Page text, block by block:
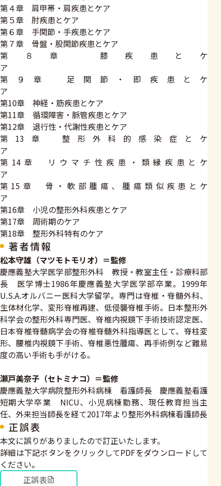
第４章 肩甲帯・肩疾患とケア
第５章 肘疾患とケア
第６章 手関節・手疾患とケア
第７章 骨盤・股関節疾患とケア
第８章 膝疾患とケ
ア
第９章 足関節・即疾患とケ
ア
第10章 神経・筋疾患とケア
第11章 循環障害・脈管疾患とケア
第12章 退行性・代謝性疾患とケア
第13章 整形外科的感染症とケ
ア
第14章 リウマチ性疾患・類縁疾患とケ
ア
第15章 骨・軟部腫瘍、腫瘍類似疾患とケ
ア
第16章 小児の整形外科疾患とケア
第17章 周術期のケア
第18章 整形外科特有のケア
著者情報
松本守雄（マツモトモリオ）＝監修
慶應義塾大学医学部整形外科 教授・教室主任・診療科部
長 医学博士1986年慶應義塾大学医学部卒業。1999年
U.S.A.オルバニー医科大学留学。専門は脊椎・脊髄外科、
生体材化学、変形脊椎再建、低侵襲脊椎手術。日本整形外
科学会の整形外科専門医、脊椎内視鏡下手術技術認定医、
日本脊椎脊髄病学会の脊椎脊髄外科指導医として、脊柱変
形、腰椎内視鏡下手術、脊椎悪性腫瘍、再手術例など難易
度の高い手術も手がける。
瀬戸美奈子（セトミナコ）＝監修
慶應義塾大学病院整形外科病棟 看護師長 慶應義塾看護
短期大学卒業 NICU、小児病棟勤務、現任教育担当主
任、外来担当師長を経て2017年より整形外科病棟看護師長
正誤表
本文に誤りがありましたので訂正いたします。
詳細は下記ボタンをクリックしてPDFをダウンロードして
ください。
正誤表